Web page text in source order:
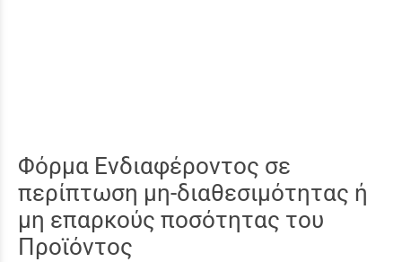
Φόρμα Ενδιαφέροντος σε
περίπτωση μη-διαθεσιμότητας ή
μη επαρκούς ποσότητας του
Προϊόντος